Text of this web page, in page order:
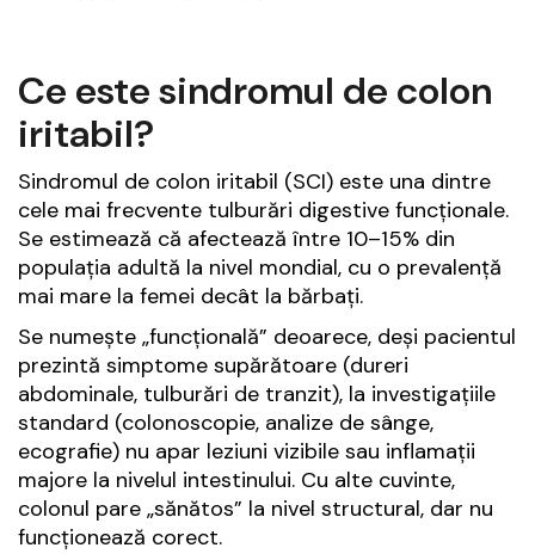
Ce este sindromul de colon
iritabil?
Sindromul de colon iritabil (SCI) este una dintre
cele mai frecvente tulburări digestive funcționale.
Se estimează că afectează între 10–15% din
populația adultă la nivel mondial, cu o prevalență
mai mare la femei decât la bărbați.
Se numește „funcțională” deoarece, deși pacientul
prezintă simptome supărătoare (dureri
abdominale, tulburări de tranzit), la investigațiile
standard (colonoscopie, analize de sânge,
ecografie) nu apar leziuni vizibile sau inflamații
majore la nivelul intestinului. Cu alte cuvinte,
colonul pare „sănătos” la nivel structural, dar nu
funcționează corect.